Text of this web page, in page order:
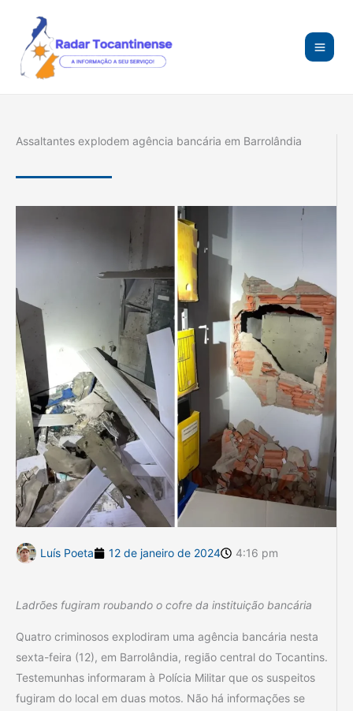
conteúdo
Assaltantes explodem agência bancária em Barrolândia
Luís Poeta 12 de janeiro de 2024 4:16 pm
Ladrões fugiram roubando o cofre da instituição bancária
Quatro criminosos explodiram uma agência bancária nesta
sexta-feira (12), em Barrolândia, região central do Tocantins.
Testemunhas informaram à Polícia Militar que os suspeitos
fugiram do local em duas motos. Não há informações se